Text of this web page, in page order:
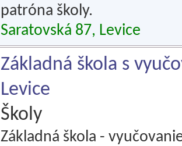
patróna školy.
Saratovská 87, Levice
Základná škola s
Levice
Školy
Základná škola -